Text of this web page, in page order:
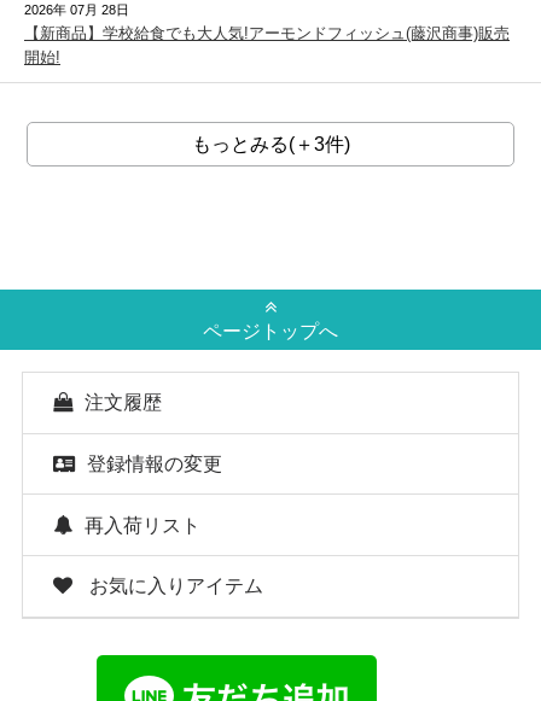
2026年 07月 28日
【新商品】学校給食でも大人気!アーモンドフィッシュ(藤沢商事)販売
開始!
もっとみる(＋3件)
ページトップへ
注文履歴
登録情報の変更
再入荷リスト
お気に入りアイテム